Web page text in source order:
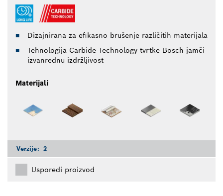
Dizajnirana za efikasno brušenje različitih materijala
Tehnologija Carbide Technology tvrtke Bosch jamči
izvanrednu izdržljivost
Materijali
Verzije: 2
Usporedi proizvod